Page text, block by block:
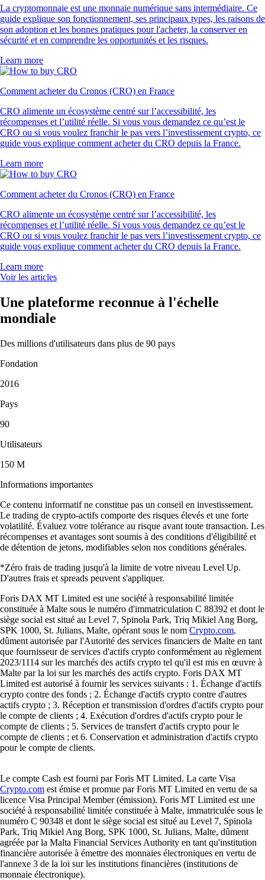
La cryptomonnaie est une monnaie numérique sans intermédiaire. Ce
guide explique son fonctionnement, ses principaux types, les raisons de
son adoption et les bonnes pratiques pour l'acheter, la conserver en
sécurité et en comprendre les opportunités et les risques.
Learn more
Comment acheter du Cronos (CRO) en France
CRO alimente un écosystème centré sur l’accessibilité, les
récompenses et l’utilité réelle. Si vous vous demandez ce qu’est le
CRO ou si vous voulez franchir le pas vers l’investissement crypto, ce
guide vous explique comment acheter du CRO depuis la France.
Learn more
Comment acheter du Cronos (CRO) en France
CRO alimente un écosystème centré sur l’accessibilité, les
récompenses et l’utilité réelle. Si vous vous demandez ce qu’est le
CRO ou si vous voulez franchir le pas vers l’investissement crypto, ce
guide vous explique comment acheter du CRO depuis la France.
Learn more
Voir les articles
Une plateforme reconnue à l'échelle
mondiale
Des millions d'utilisateurs dans plus de 90 pays
Fondation
2016
Pays
90
Utilisateurs
150 M
Informations importantes
Ce contenu informatif ne constitue pas un conseil en investissement.
Le trading de crypto-actifs comporte des risques élevés et une forte
volatilité. Évaluez votre tolérance au risque avant toute transaction. Les
récompenses et avantages sont soumis à des conditions d'éligibilité et
de détention de jetons, modifiables selon nos conditions générales.
*Zéro frais de trading jusqu'à la limite de votre niveau Level Up.
D'autres frais et spreads peuvent s'appliquer.
Foris DAX MT Limited est une société à responsabilité limitée
constituée à Malte sous le numéro d'immatriculation C 88392 et dont le
siège social est situé au Level 7, Spinola Park, Triq Mikiel Ang Borg,
SPK 1000, St. Julians, Malte, opérant sous le nom Crypto.com,
dûment autorisée par l'Autorité des services financiers de Malte en tant
que fournisseur de services d'actifs crypto conformément au règlement
2023/1114 sur les marchés des actifs crypto tel qu'il est mis en œuvre à
Malte par la loi sur les marchés des actifs crypto. Foris DAX MT
Limited est autorisé à fournir les services suivants : 1. Échange d'actifs
crypto contre des fonds ; 2. Échange d'actifs crypto contre d'autres
actifs crypto ; 3. Réception et transmission d'ordres d'actifs crypto pour
le compte de clients ; 4. Exécution d'ordres d'actifs crypto pour le
compte de clients ; 5. Services de transfert d'actifs crypto pour le
compte de clients ; et 6. Conservation et administration d'actifs crypto
pour le compte de clients.
Le compte Cash est fourni par Foris MT Limited. La carte Visa
Crypto.com est émise et promue par Foris MT Limited en vertu de sa
licence Visa Principal Member (émission). Foris MT Limited est une
société à responsabilité limitée constituée à Malte, immatriculée sous le
numéro C 90348 et dont le siège social est situé au Level 7, Spinola
Park, Triq Mikiel Ang Borg, SPK 1000, St. Julians, Malte, dûment
agréée par la Malta Financial Services Authority en tant qu'institution
financière autorisée à émettre des monnaies électroniques en vertu de
l'annexe 3 de la loi sur les institutions financières (institutions de
monnaie électronique).